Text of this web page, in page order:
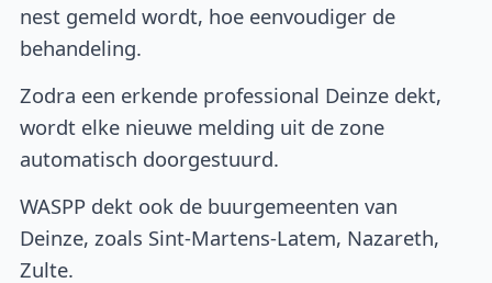
nest gemeld wordt, hoe eenvoudiger de
behandeling.
Zodra een erkende professional Deinze dekt,
wordt elke nieuwe melding uit de zone
automatisch doorgestuurd.
WASPP dekt ook de buurgemeenten van
Deinze, zoals Sint-Martens-Latem, Nazareth,
Zulte.